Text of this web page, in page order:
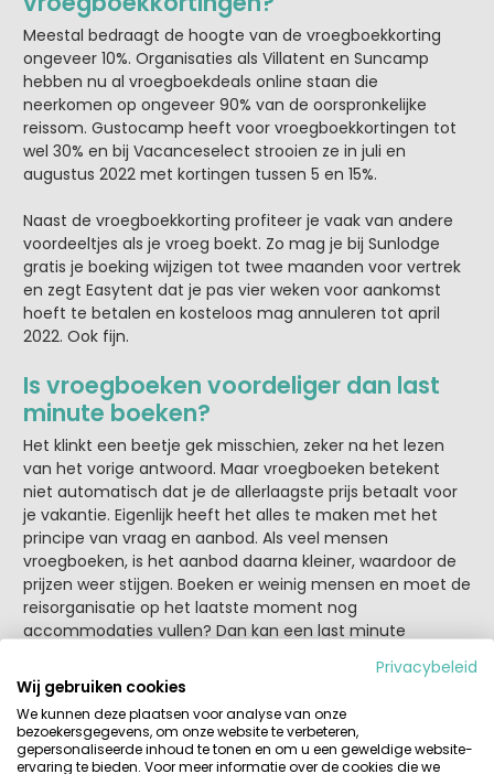
Meestal bedraagt de hoogte van de vroegboekkorting
ongeveer 10%. Organisaties als Villatent en Suncamp
hebben nu al vroegboekdeals online staan die
neerkomen op ongeveer 90% van de oorspronkelijke
reissom. Gustocamp heeft voor vroegboekkortingen tot
wel 30% en bij Vacanceselect strooien ze in juli en
augustus 2022 met kortingen tussen 5 en 15%.
Naast de vroegboekkorting profiteer je vaak van andere
voordeeltjes als je vroeg boekt. Zo mag je bij Sunlodge
gratis je boeking wijzigen tot twee maanden voor vertrek
en zegt Easytent dat je pas vier weken voor aankomst
hoeft te betalen en kosteloos mag annuleren tot april
2022. Ook fijn.
Is vroegboeken voordeliger dan last
minute boeken?
Het klinkt een beetje gek misschien, zeker na het lezen
van het vorige antwoord. Maar vroegboeken betekent
niet automatisch dat je de allerlaagste prijs betaalt voor
je vakantie. Eigenlijk heeft het alles te maken met het
principe van vraag en aanbod. Als veel mensen
vroegboeken, is het aanbod daarna kleiner, waardoor de
prijzen weer stijgen. Boeken er weinig mensen en moet de
reisorganisatie op het laatste moment nog
accommodaties vullen? Dan kan een last minute
naar een populaire camping? Dan is de kans groot dat
vroegboeken loont!
Vroegboeken: tot wanneer geldt de
Privacybeleid
Wij gebruiken cookies
We kunnen deze plaatsen voor analyse van onze
bezoekersgegevens, om onze website te verbeteren,
gepersonaliseerde inhoud te tonen en om u een geweldige website-
ervaring te bieden. Voor meer informatie over de cookies die we